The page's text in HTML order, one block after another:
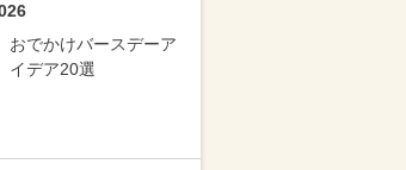
おでかけバースデーア
イデア20選